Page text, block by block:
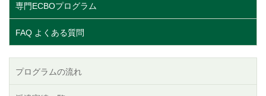
専門ECBOプログラム
FAQ よくある質問
プログラムの流れ